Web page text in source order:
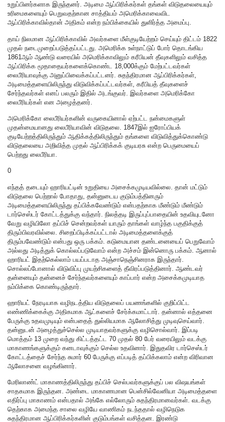
உறுப்பினர்களாக இருந்தனர். அடிமை ஆப்பிரிக்கர்கள் தங்கள் விடுதலையையும்
உரிமைகளையும் பெறுவதற்கான சாத்தியம் அமெரிக்காவைவிட
ஆப்பிரிக்காவில்தான் அதிகம் என்ற நம்பிக்கையில் துளிர்த்த அமைப்பு.
தாய் நிலமான ஆப்பிரிக்காவில் அவர்களை மீள்குடியேற்றம் செய்யும் திட்டம் 1822
முதல் நடைமுறைப்படுத்தப்பட்டது. அமெரிக்க உள்நாட்டுப் போர் தொடங்கிய
1861ஆம் ஆண்டு வரையில் அமெரிக்காவிலும் கரீபியன் தீவுகளிலும் வசித்த
ஆப்பிரிக்க மூதாதையர்களைக்கொண்ட 18,000க்கும் மேற்பட்டவர்கள்
லைபீரியாவுக்கு அனுப்பிவைக்கப்பட்டனர். சுதந்திரமான ஆப்பிரிக்கர்கள்,
அடிமைத்தளையிலிருந்து விடுவிக்கப்பட்டவர்கள், கரீபியத் தீவுகளைச்
சேர்ந்தவர்கள் எனப் பலரும் இதில் அடங்குவர். இவர்களை அமெரிக்கோ
லைபீரியர்கள் என அழைத்தனர்.
அமெரிக்கோ லைபீரியர்களின் வருகையினால் ஏற்பட்ட நன்மைகளுள்
முதன்மையானது லைபீரியாவின் விடுதலை. 1847இல் ஐரோப்பியக்
குடியேற்றத்திலிருந்தும் ஆதிக்கத்திலிருந்தும் தங்களை விடுவித்துக்கொண்டு
விடுதலையை அறிவித்த முதல் ஆப்பிரிக்கக் குடியரசு என்ற பெருமையைப்
பெற்றது லைபீரியா.
0
எந்தத் தடையும் ஹாரியட்டின் உறுதியை அசைக்கமுடியவில்லை. தான் மட்டும்
விடுதலை பெற்றால் போதாது, தன்னுடைய குடும்பத்தினரும்
அடிமைத்தளையிலிருந்து தப்பிக்கவேண்டும் என்பதற்காக மீண்டும் மீண்டும்
டார்செஸ்டர் கோட்டத்துக்கு வந்தார். நிலத்தடி இருப்புப்பாதையின் உதவியுடனோ
வேறு வழியிலோ தப்பிச் சென்றவர்கள் யாரும் தாங்கள் வாழ்ந்த பகுதிக்குத்
திரும்பிவரவில்லை. சிறைப்பிடிக்கப்பட்டால் அடிமைத்தளைக்குத்
திரும்பவேண்டும் என்பது ஒரு பக்கம். கடுமையான தண்டனையைப் பெறுவோம்
அல்லது அடித்துக் கொல்லப்படுவோம் என்ற அச்சம் இன்னொரு பக்கம். ஆனால்
ஹாரியட் இதற்கெல்லாம் பயப்படாத அஞ்சாநெஞ்சினராக இருந்தார்.
சொல்லப்போனால் விடுவிப்பு முயற்சிகளைத் தீவிரப்படுத்தினார். ஆண்டவர்
தன்னையும் தன்னைச் சேர்ந்தவர்களையும் காப்பார் என்ற அசைக்கமுடியாத
நம்பிக்கை கொண்டிருந்தார்.
ஹாரியட் நேரடியாக வழிநடத்திய விடுதலைப் பயணங்களில் குறிப்பிட்ட
எண்ணிக்கைக்கு அதிகமாக ஆட்களைச் சேர்க்கமாட்டார். தன்னால் எத்தனை
பேருக்கு உதவமுடியும் என்பதைத் துல்லியமாக ஆலோசித்து முடிவுசெய்வார்.
தன்னுடன் அழைத்துச்செல்ல முடியாதவர்களுக்கு வழிசொல்வார். இப்படி
மொத்தம் 13 முறை வந்து கிட்டத்தட்ட 70 முதல் 80 பேர் வரையிலும் வடக்கு
மாகாணங்களுக்கும் கனடாவுக்கும் செல்ல உதவினார். இதுதவிர டார்செஸ்டர்
கோட்டத்தைச் சேர்ந்த சுமார் 60 பேருக்கு எப்படித் தப்பிக்கலாம் என்ற விரிவான
ஆலோசனை வழங்கினார்.
மேரிலாண்ட் மாகாணத்திலிருந்து தப்பிச் செல்பவர்களுக்குப் பல விஷயங்கள்
சாதகமாக இருந்தன. அண்டை மாகாணமான பென்சில்வேனியா அடிமைத்தளை
எதிர்ப்பு மாகாணம் என்பதால் அங்கே எல்லோரும் சுதந்திரமானவர்கள். வடக்கு
தெற்காக அமைந்த சாலை வழியே வாணிகம் நடந்ததால் வழிநெடுக
சுதந்திரமான ஆப்பிரிக்கர்களின் குடும்பங்கள் வசித்தன. இரண்டு